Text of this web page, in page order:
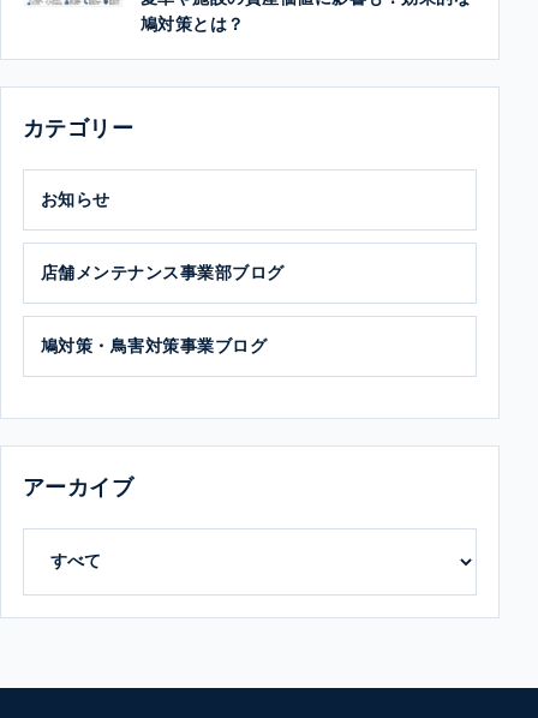
鳩対策とは？
カテゴリー
お知らせ
店舗メンテナンス事業部ブログ
鳩対策・鳥害対策事業ブログ
アーカイブ